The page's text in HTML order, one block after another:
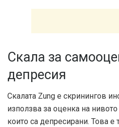
Скала за
депресия
Скалата Zung е скринингов
използва за оценка на
които са депресирани. Това е